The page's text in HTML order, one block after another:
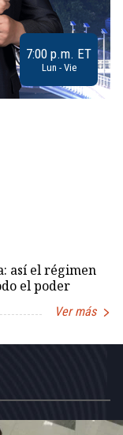
7:00 p.m. ET
Lun - Vie
así el régimen
el poder
Ver más